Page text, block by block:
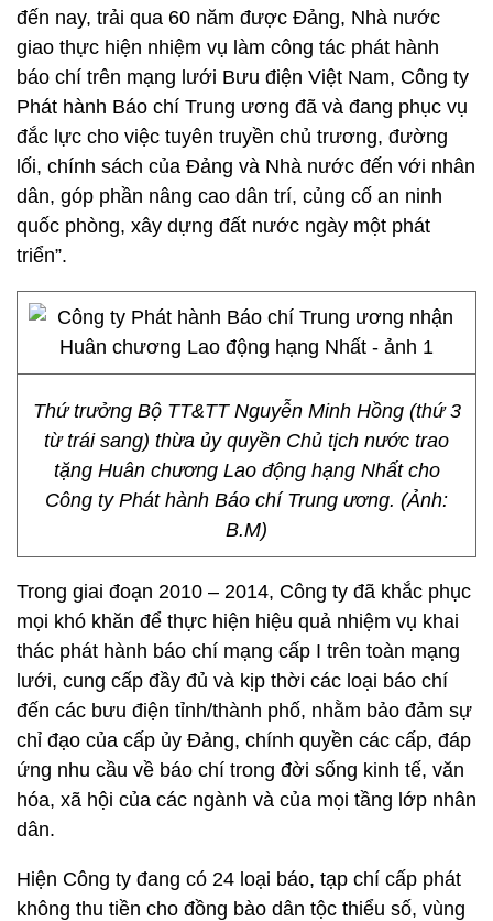
đến nay, trải qua 60 năm được Đảng, Nhà nước
giao thực hiện nhiệm vụ làm công tác phát hành
báo chí trên mạng lưới Bưu điện Việt Nam, Công ty
Phát hành Báo chí Trung ương đã và đang phục vụ
đắc lực cho việc tuyên truyền chủ trương, đường
lối, chính sách của Đảng và Nhà nước đến với nhân
dân, góp phần nâng cao dân trí, củng cố an ninh
quốc phòng, xây dựng đất nước ngày một phát
triển”.
Thứ trưởng Bộ TT&TT Nguyễn Minh Hồng (thứ 3
từ trái sang) thừa ủy quyền Chủ tịch nước trao
tặng Huân chương Lao động hạng Nhất cho
Công ty Phát hành Báo chí Trung ương. (Ảnh:
B.M)
Trong giai đoạn 2010 – 2014, Công ty đã khắc phục
mọi khó khăn để thực hiện hiệu quả nhiệm vụ khai
thác phát hành báo chí mạng cấp I trên toàn mạng
lưới, cung cấp đầy đủ và kịp thời các loại báo chí
đến các bưu điện tỉnh/thành phố, nhằm bảo đảm sự
chỉ đạo của cấp ủy Đảng, chính quyền các cấp, đáp
ứng nhu cầu về báo chí trong đời sống kinh tế, văn
hóa, xã hội của các ngành và của mọi tầng lớp nhân
dân.
Hiện Công ty đang có 24 loại báo, tạp chí cấp phát
không thu tiền cho đồng bào dân tộc thiểu số, vùng